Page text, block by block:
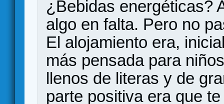
¿Bebidas energéticas?
algo en falta. Pero no
El alojamiento era,
más pensada para
llenos de literas y de
parte positiva era que